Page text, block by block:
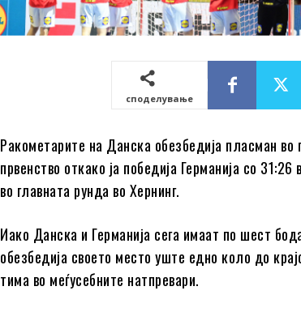
споделување
Ракометарите на Данска обезбедија пласман
првенство откако ја победија Германија со
во главната рунда во Хернинг.
Иако Данска и Германија сега имаат по шест
обезбедија своето место уште едно коло до
тима во меѓусебните натпревари.